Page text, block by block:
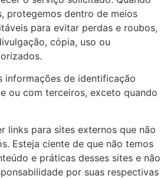
protegemos dentro de meios
​​para evitar perdas e roubos,
cópia, uso ou
informações de identificação
ou com terceiros, exceto quando
links para sites externos que não
Esteja ciente de que não temos
e práticas desses sites e não
por suas respectivas